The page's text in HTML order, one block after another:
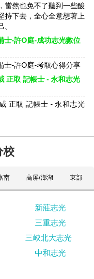
當然也免不了聽到一些酸
持下去，全心全意想著上
士-許O庭-成功志光數位
士-許O庭-考取心得分享
正取 記帳士 - 永和志光
正取 記帳士 - 永和志光
校
南 高屏/澎湖 東部
新莊志光
三重志光
三峽北大志光
中和志光